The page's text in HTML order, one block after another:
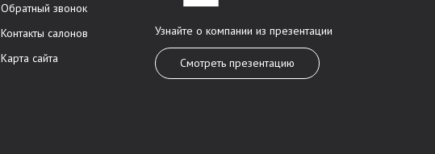
Обратный звонок
Контакты салонов
Карта сайта
Узнайте о компании из презентации
Смотреть презентацию